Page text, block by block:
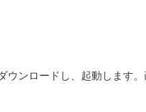
ウンロードし、起動します